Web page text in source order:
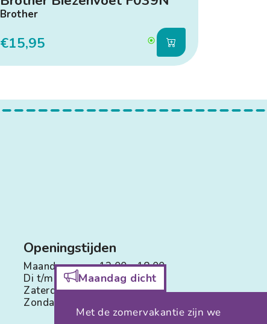
Brother
€15,95
Maandag dicht
Met de zomervakantie zijn we
Openingstijden
Maandag:
13.00 - 18.00
Di t/m Vr:
09.00 - 18.00
Zaterdag:
09.00 - 16.00
Zondag: